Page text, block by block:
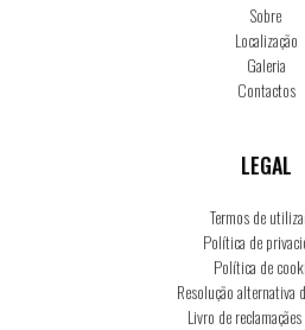
Sobre
Localização
Galeria
Contactos
LEGAL
Termos de
Política de
Política de
Resolução alternativa
Livro de